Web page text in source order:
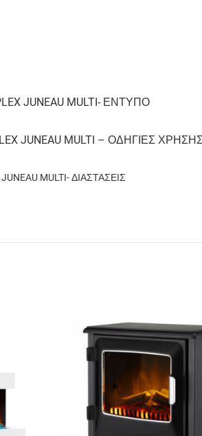
JUNEAU MULTI- ΕΝΤΥΠΟ
JUNEAU MULTI – ΟΔΗΓΙΕΣ
MULTI- ΔΙΑΣΤΑΣΕΙΣ